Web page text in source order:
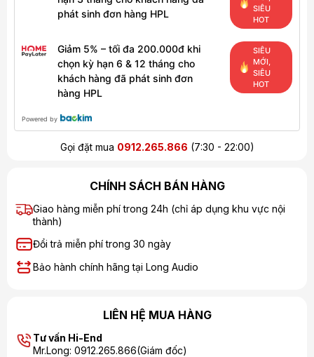
phát sinh đơn hàng HPL
SIÊU
HOT
Giảm 5% – tối đa 200.000đ khi
chọn kỳ hạn 6 & 12 tháng cho
khách hàng đã phát sinh đơn
hàng HPL
SIÊU
MỚI,
SIÊU
HOT
Powered by
Gọi đặt mua 0912.265.866 (7:30 - 22:00)
CHÍNH SÁCH BÁN HÀNG
Giao hàng miễn phí trong 24h (chỉ áp dụng khu vực nội
thành)
Đổi trả miễn phí trong 30 ngày
Bảo hành chính hãng tại Long Audio
LIÊN HỆ MUA HÀNG
Tư vấn Hi-End
Mr.Long: 0912.265.866(Giám đốc)